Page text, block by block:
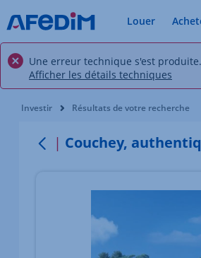
Louer
Une erreur technique s'est produite.
Afficher les détails techniques
Vous êtes ici:
Investir Résultats de votre recherche
Retour
Couchey,
Élément 1 sur 2